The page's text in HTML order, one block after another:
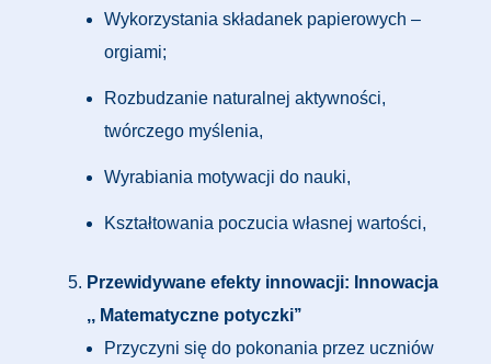
Wykorzystania składanek papierowych –
orgiami;
Rozbudzanie naturalnej aktywności,
twórczego myślenia,
Wyrabiania motywacji do nauki,
Kształtowania poczucia własnej wartości,
Przewidywane efekty innowacji: Innowacja
,, Matematyczne potyczki’’
Przyczyni się do pokonania przez uczniów